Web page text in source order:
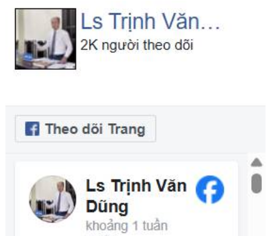
can thiệp dữ liệu. Tùy mức độ
vi phạm, người thực hiện có
thể bị phạt tiền, cải tạo không
giam giữ hoặc phạt tù.
hợp pháp. Hành vi này có thể
xâm phạm quyền riêng tư,